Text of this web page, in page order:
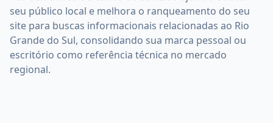
seu público local e melhora o ranqueamento do seu
site para buscas informacionais relacionadas ao Rio
Grande do Sul, consolidando sua marca pessoal ou
escritório como referência técnica no mercado
regional.